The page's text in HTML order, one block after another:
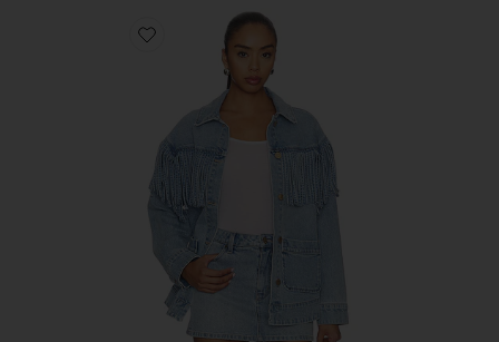
Favorite Ojai Fringe Jacket